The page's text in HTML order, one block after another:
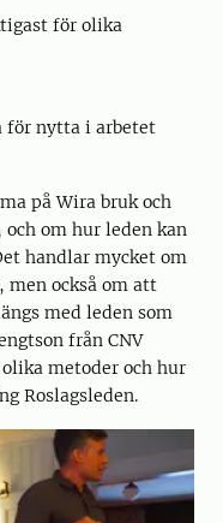
för olika
för nytta i arbetet
på Wira bruk och
om hur leden kan
handlar mycket om
också om att
med leden som
från CNV
metoder och hur
Roslagsleden.